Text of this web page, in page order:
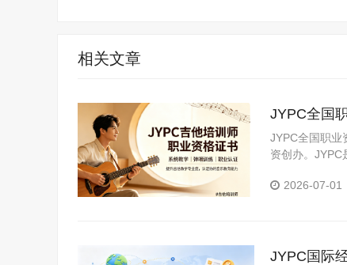
相关文章
JYPC全国
JYPC全国职业
资创办。JYPC
2026-07-01
JYPC国际